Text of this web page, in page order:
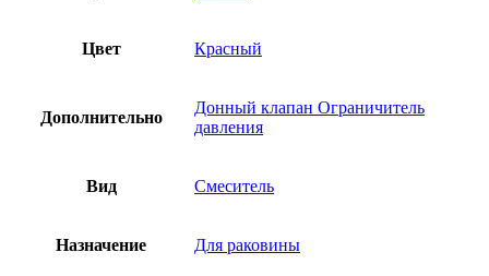
Цвет Красный
Дополнительно
Донный клапан Ограничитель
давления
Вид Смеситель
Назначение Для раковины